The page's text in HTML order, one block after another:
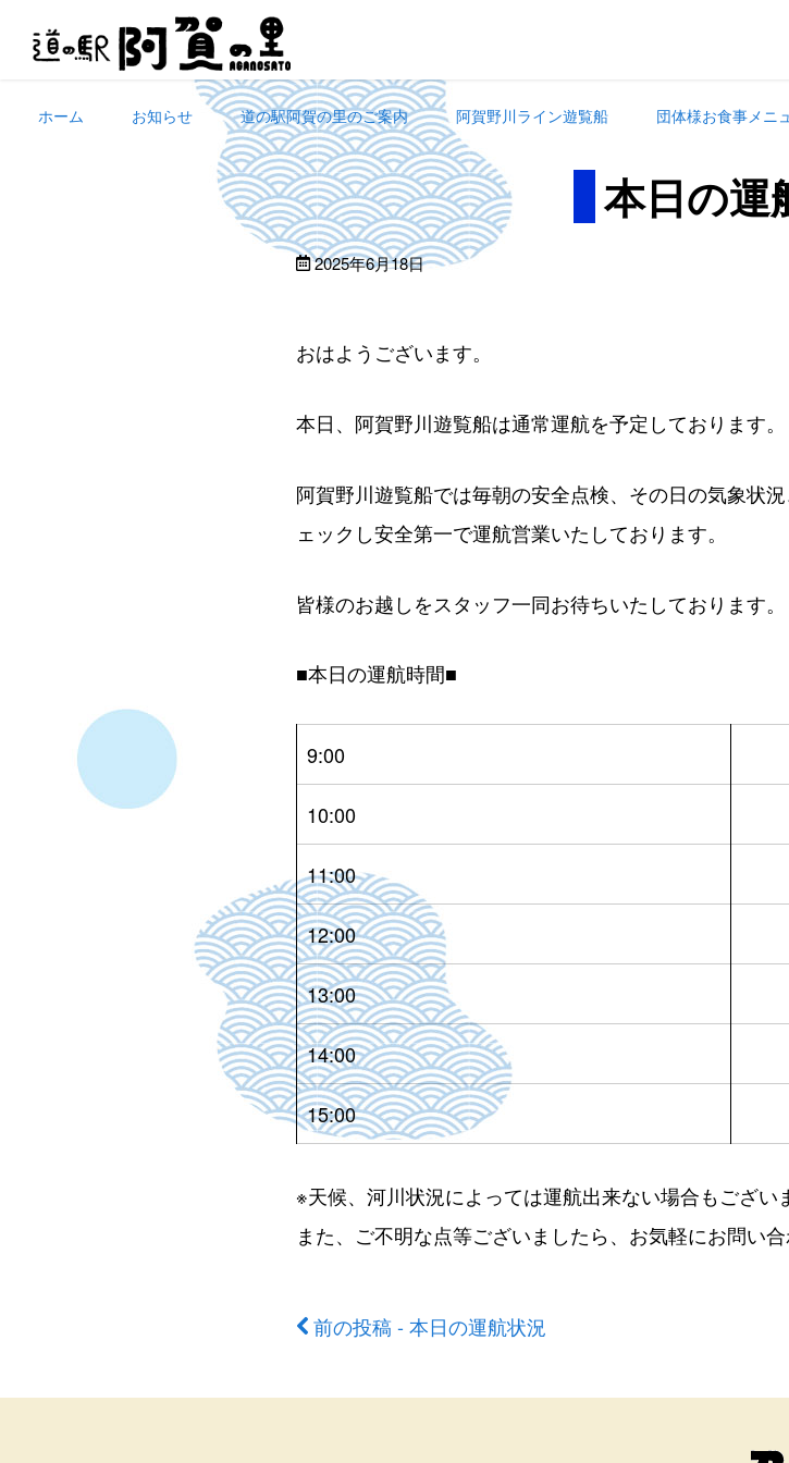
ホーム お知らせ 道の駅阿賀の里のご案内 阿賀野川ライン遊覧船 団体様お食事メニ
本日の運
2025年6月18日
おはようございます。
本日、阿賀野川遊覧船は通常運航を予定しております。
阿賀野川遊覧船では毎朝の安全点検、その日の気象状
ェックし安全第一で運航営業いたしております。
皆様のお越しをスタッフ一同お待ちいたしております。
■本日の運航時間■
9:00
10:00
11:00
12:00
13:00
14:00
15:00
※天候、河川状況によっては運航出来ない場合もござい
また、ご不明な点等ございましたら、お気軽にお問い合
前
後
前の投稿 - 本日の運航状況